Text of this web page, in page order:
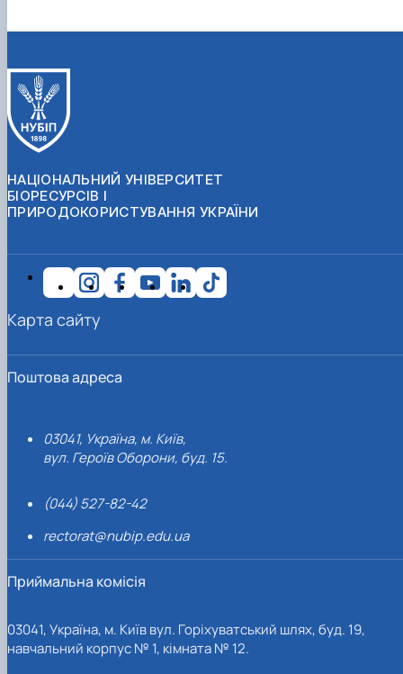
НАЦІОНАЛЬНИЙ УНІВЕРСИТЕТ
БІОРЕСУРСІВ І
ПРИРОДОКОРИСТУВАННЯ УКРАЇНИ
Поштова адреса
03041, Україна, м. Київ,
вул. Героїв Оборони, буд. 15.
(044) 527-82-42
rectorat@nubip.edu.ua
Приймальна комісія
03041, Україна, м. Київ вул. Горіхуватський шлях, буд. 19,
навчальний корпус № 1, кімната № 12.
Карта сайту